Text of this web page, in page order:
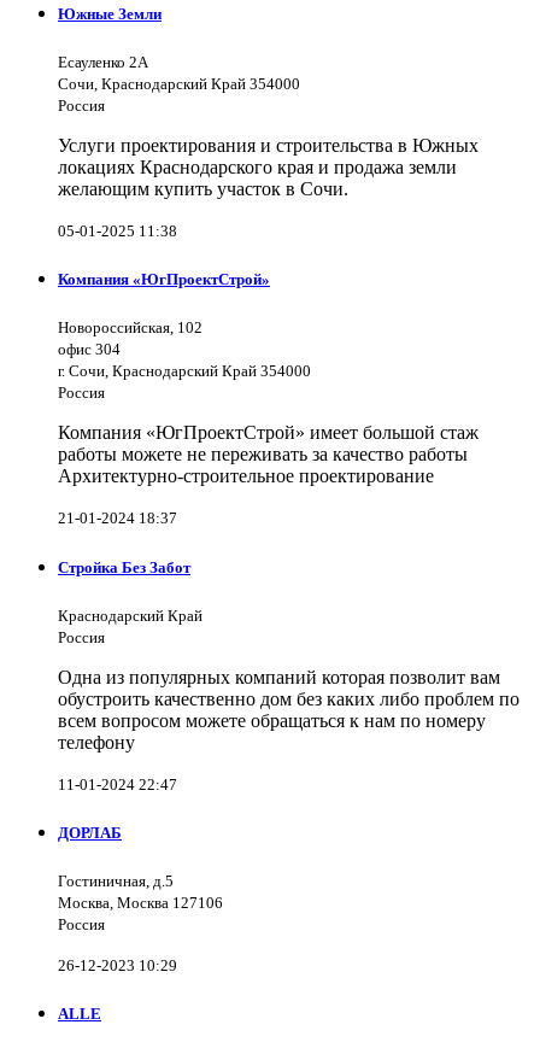
Южные Земли
Есауленко 2А
Сочи, Краснодарский Край 354000
Россия
Услуги проектирования и строительства в Южных
локациях Краснодарского края и продажа земли
желающим купить участок в Сочи.
05-01-2025 11:38
Компания «ЮгПроектСтрой»
Новороссийская, 102
офис 304
г. Сочи, Краснодарский Край 354000
Россия
Компания «ЮгПроектСтрой» имеет большой стаж
работы можете не переживать за качество работы
Архитектурно-строительное проектирование
21-01-2024 18:37
Стройка Без Забот
Краснодарский Край
Россия
Одна из популярных компаний которая позволит вам
обустроить качественно дом без каких либо проблем по
всем вопросом можете обращаться к нам по номеру
телефону
11-01-2024 22:47
ДОРЛАБ
Гостиничная, д.5
Москва, Москва 127106
Россия
26-12-2023 10:29
ALLE